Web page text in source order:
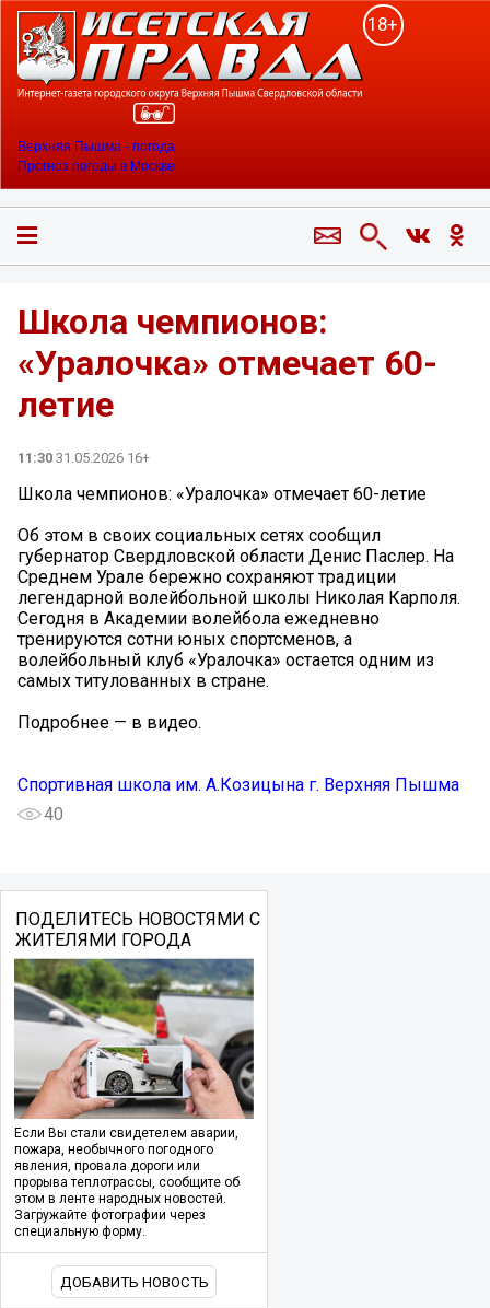
18+
Верхняя Пышма - погода
Прогноз погоды в Москве
Школа чемпионов:
«Уралочка» отмечает 60-
летие
11:30 31.05.2026 16+
Школа чемпионов: «Уралочка» отмечает 60-летие
Об этом в своих социальных сетях сообщил
губернатор Свердловской области Денис Паслер. На
Среднем Урале бережно сохраняют традиции
легендарной волейбольной школы Николая Карполя.
Сегодня в Академии волейбола ежедневно
тренируются сотни юных спортсменов, а
волейбольный клуб «Уралочка» остается одним из
самых титулованных в стране.
Подробнее — в видео.
Спортивная школа им. А.Козицына г. Верхняя Пышма
40
ПОДЕЛИТЕСЬ НОВОСТЯМИ С
ЖИТЕЛЯМИ ГОРОДА
Если Вы стали свидетелем аварии,
пожара, необычного погодного
явления, провала дороги или
прорыва теплотрассы, сообщите об
этом в ленте народных новостей.
Загружайте фотографии через
специальную форму.
ДОБАВИТЬ НОВОСТЬ